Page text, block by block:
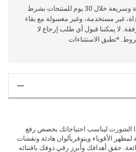
خدمة إرجاع سهلة وسريعة خلال 30 يوم للمنتجات بشرط
غير مستخدمة، وغير مغسولة مع بقاء
لا يمكننا قبول أي طلب إرجاع لا
*تطبق الاستثناءات
ليناسب احتياجاتك بحصص رفع
الأقوياء ويتوفربألوان هادئة ونقشات
حقق أهدافك وأبرز رقي ذوقك باقتنائه